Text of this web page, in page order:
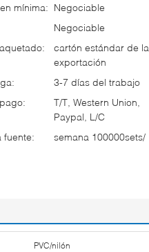
mínima: Negociable
Negociable
cartón estándar de la
exportación
3-7 días del trabajo
T/T, Western Union,
Paypal, L/C
fuente:
semana 100000sets/
PVC/nilón